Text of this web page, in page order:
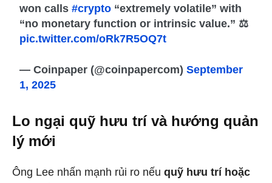
won calls#crypto “extremely volatile” with
“no monetary function or intrinsic value.” ⚖️
pic.twitter.com/oRk7R5OQ7t
— Coinpaper (@coinpapercom)September
1, 2025
Lo ngại quỹ hưu trí và hướng quản
lý mới
Ông Lee nhấn mạnh rủi ro nếu quỹ hưu trí hoặc